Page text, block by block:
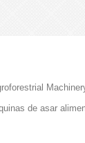
de asar